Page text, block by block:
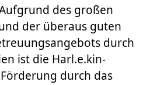
des großen
der überaus guten
durch
ist die Harl.e.kin-
durch das